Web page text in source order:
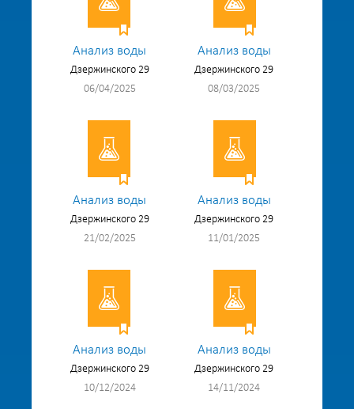
Анализ воды
Дзержинского 29
06/04/2025
Анализ воды
Дзержинского 29
08/03/2025
Анализ воды
Дзержинского 29
21/02/2025
Анализ воды
Дзержинского 29
11/01/2025
Анализ воды
Дзержинского 29
10/12/2024
Анализ воды
Дзержинского 29
14/11/2024